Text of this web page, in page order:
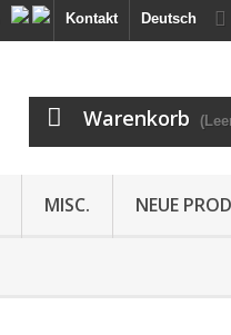
Deutsch
Kontakt
Warenkorb
MISC. NEUE